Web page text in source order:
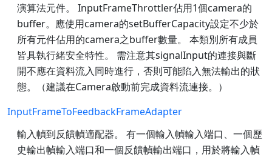
演算法元件。 InputFrameThrottler佔用1個camera的
buffer。應使用camera的setBufferCapacity設定不少於
所有元件佔用的camera之buffer數量。 本類別所有成員
皆具執行緒安全特性。 需注意其signalInput的連接與斷
開不應在資料流入同時進行，否則可能陷入無法輸出的狀
態。（建議在Camera啟動前完成資料流連接。）
InputFrameToFeedbackFrameAdapter
輸入幀到反饋幀適配器。 有一個輸入幀輸入端口、一個歷
史輸出幀輸入端口和一個反饋幀輸出端口，用於將輸入幀